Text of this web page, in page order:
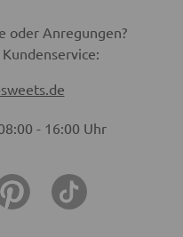
oder Anregungen?
- 16:00 Uhr